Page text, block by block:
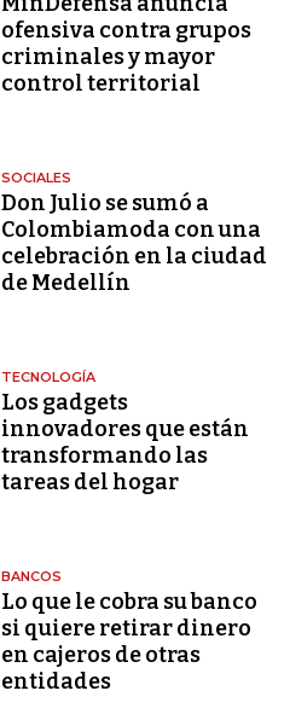
ofensiva contra grupos
criminales y mayor
control territorial
SOCIALES
Don Julio se sumó a
Colombiamoda con una
celebración en la ciudad
de Medellín
TECNOLOGÍA
Los gadgets
innovadores que están
transformando las
tareas del hogar
BANCOS
Lo que le cobra su banco
si quiere retirar dinero
en cajeros de otras
entidades